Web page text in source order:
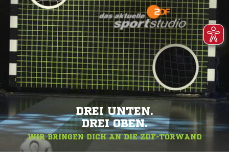
DREI UNTEN.
DREI OBEN.
WIR BRINGEN DICH AN DIE ZDF-TORWAND